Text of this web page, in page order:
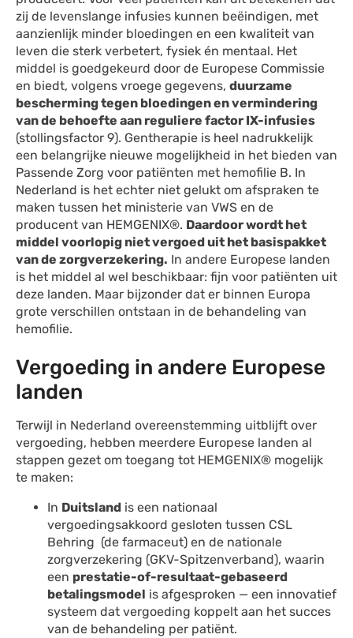
zij de levenslange infusies kunnen beëindigen, met
aanzienlijk minder bloedingen en een kwaliteit van
leven die sterk verbetert, fysiek én mentaal. Het
middel is goedgekeurd door de Europese Commissie
en biedt, volgens vroege gegevens, duurzame
bescherming tegen bloedingen en vermindering
van de behoefte aan reguliere factor IX-infusies
(stollingsfactor 9). Gentherapie is heel nadrukkelijk
een belangrijke nieuwe mogelijkheid in het bieden van
Passende Zorg voor patiënten met hemofilie B. In
Nederland is het echter niet gelukt om afspraken te
maken tussen het ministerie van VWS en de
producent van HEMGENIX®. Daardoor wordt het
middel voorlopig niet vergoed uit het basispakket
van de zorgverzekering. In andere Europese landen
is het middel al wel beschikbaar: fijn voor patiënten uit
deze landen. Maar bijzonder dat er binnen Europa
grote verschillen ontstaan in de behandeling van
hemofilie.
Vergoeding in andere Europese
landen
Terwijl in Nederland overeenstemming uitblijft over
vergoeding, hebben meerdere Europese landen al
stappen gezet om toegang tot HEMGENIX® mogelijk
te maken:
In Duitsland is een nationaal
vergoedingsakkoord gesloten tussen CSL
Behring (de farmaceut) en de nationale
zorgverzekering (GKV-Spitzenverband), waarin
een prestatie-of-resultaat-gebaseerd
betalingsmodel is afgesproken — een innovatief
systeem dat vergoeding koppelt aan het succes
van de behandeling per patiënt.